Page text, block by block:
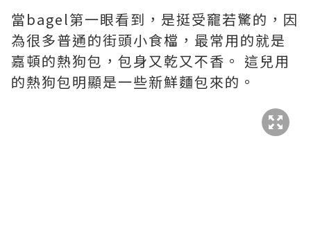
當bagel第一眼看到，是挺受竉若驚的，因
為很多普通的街頭小食檔，最常用的就是
嘉頓的熱狗包，包身又乾又不香。 這兒用
的熱狗包明顯是一些新鮮麵包來的。